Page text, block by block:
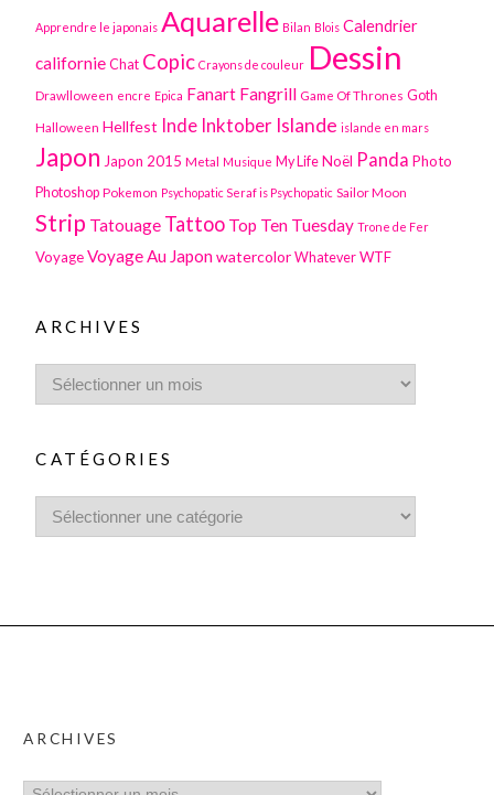
Apprendre le japonais Aquarelle Bilan Blois Calendrier
californie Chat Copic Crayons de couleur Dessin
Drawlloween encre Epica Fanart Fangrill Game Of Thrones Goth
Halloween Hellfest Inde Inktober Islande islande en mars
Japon Japon 2015 Metal Musique My Life Noël Panda Photo
Photoshop Pokemon Psychopatic Seraf is Psychopatic Sailor Moon
Strip Tatouage Tattoo Top Ten Tuesday Trone de Fer
Voyage Voyage Au Japon watercolor Whatever WTF
ARCHIVES
CATÉGORIES
ARCHIVES